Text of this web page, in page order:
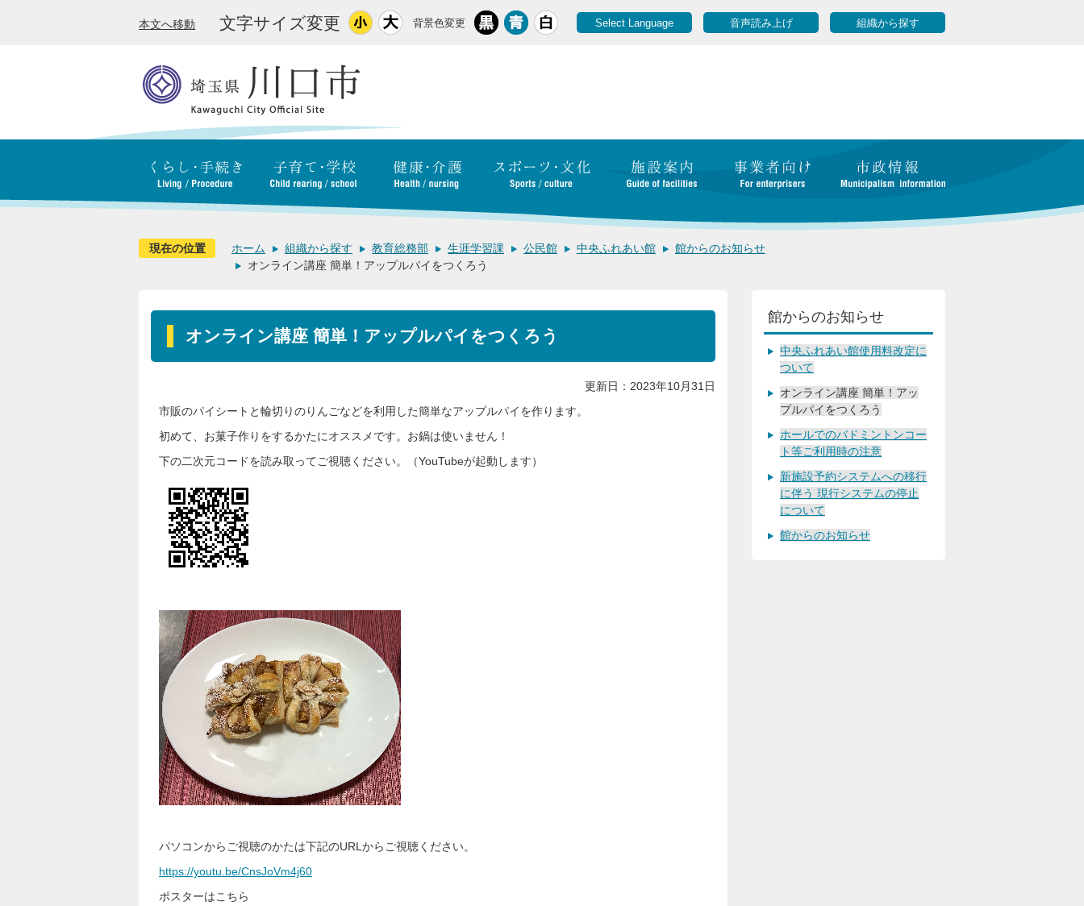
本文へ移動 文字サイズ変更 背景色変更 Select Language 音声読み上げ 組織から探す
現在の位置 ホーム 組織から探す 教育総務部 生涯学習課 公民館 中央ふれあい館
館からのお知らせ
オンライン講座 簡単！アップルパイをつくろう
オンライン講座 簡単！アップルパイをつくろう
更新日：2023年10月31日
市販のパイシートと輪切りのりんごなどを利用した簡単なアップルパイを作ります。
初めて、お菓子作りをするかたにオススメです。お鍋は使いません！
下の二次元コードを読み取ってご視聴ください。（YouTubeが起動します）
パソコンからご視聴のかたは下記のURLからご視聴ください。
https://youtu.be/CnsJoVm4j60
ポスターはこちら
館からのお知らせ
中央ふれあい館使用料改定に
ついて
オンライン講座 簡単！アッ
プルパイをつくろう
ホールでのバドミントンコー
ト等ご利用時の注意
新施設予約システムへの移行
に伴う 現行システムの停止
について
館からのお知らせ